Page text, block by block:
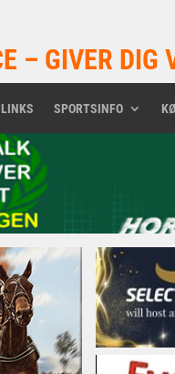
– GIVER DIG
LINKS SPORTSINFO